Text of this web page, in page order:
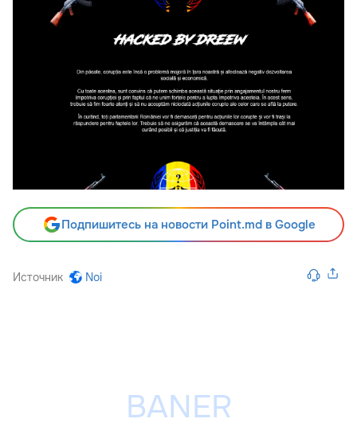
Подпишитесь на новости Point.md в Google
Источник Noi